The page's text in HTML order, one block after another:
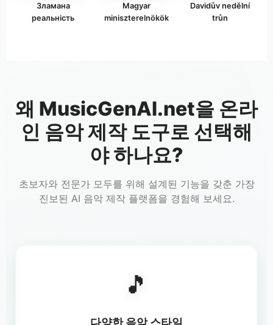
Зламана
реальність
Magyar
miniszterelnökök
Davidův nedělní
trůn
왜 MusicGenAI.net을 온라
인 음악 제작 도구로 선택해
야 하나요?
초보자와 전문가 모두를 위해 설계된 기능을 갖춘 가장
진보된 AI 음악 제작 플랫폼을 경험해 보세요.
🎵
다양한 음악 스타일